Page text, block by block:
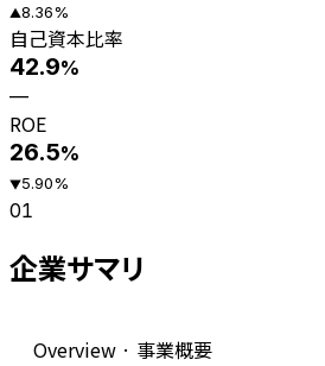
▲8.36%
自己資本比率
42.9%
—
ROE
26.5%
▼5.90%
01
企業サマリ
Overview · 事業概要